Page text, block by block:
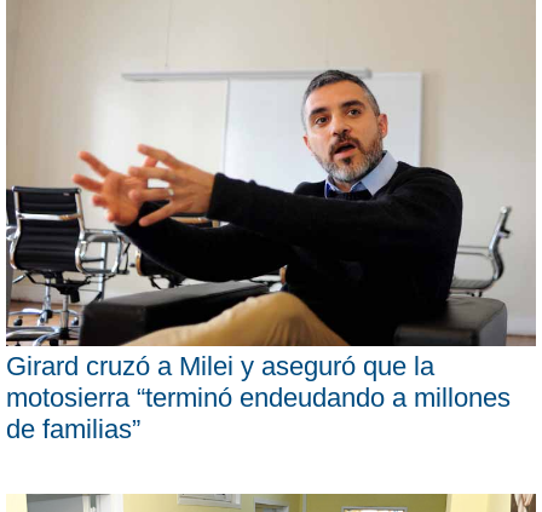
Girard cruzó a Milei y aseguró que la
motosierra “terminó endeudando a millones
de familias”